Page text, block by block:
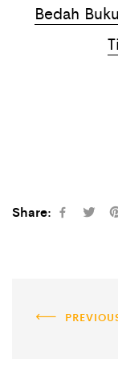
Bedah
Share: